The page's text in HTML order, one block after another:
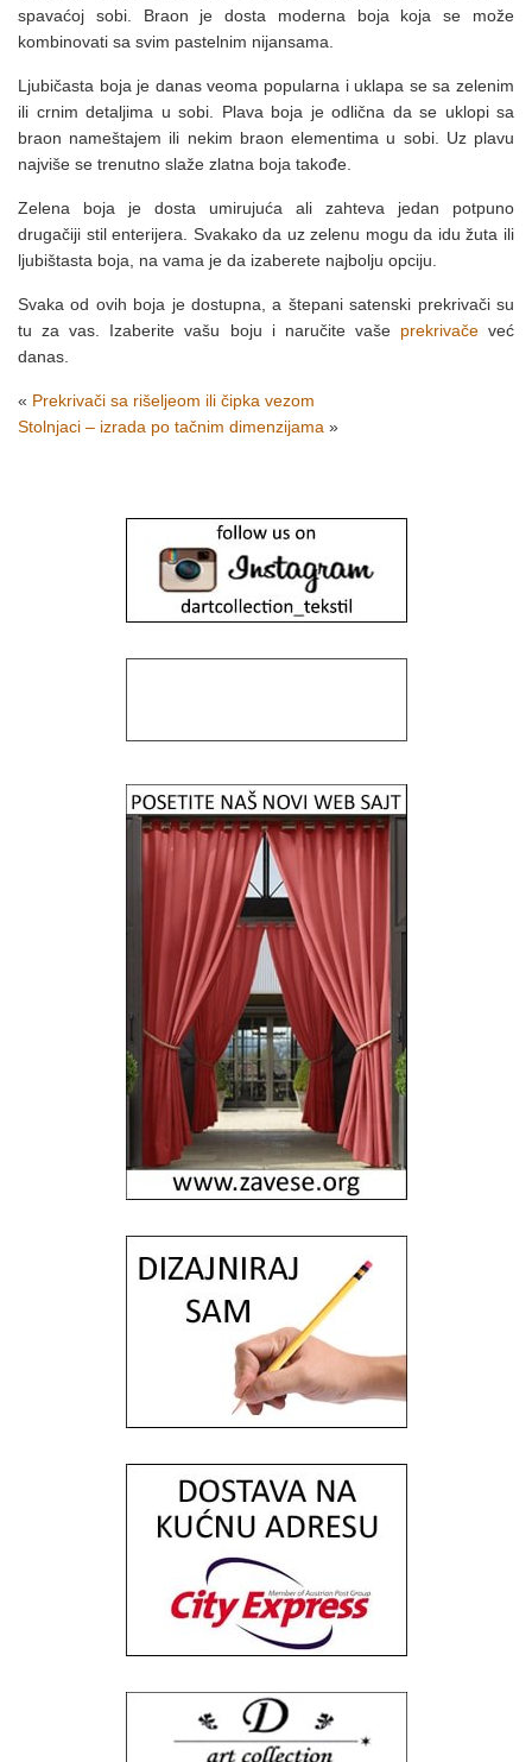
spavaćoj sobi. Braon je dosta moderna boja koja se može
kombinovati sa svim pastelnim nijansama.
Ljubičasta boja je danas veoma popularna i uklapa se sa zelenim
ili crnim detaljima u sobi. Plava boja je odlična da se uklopi sa
braon nameštajem ili nekim braon elementima u sobi. Uz plavu
najviše se trenutno slaže zlatna boja takođe.
Zelena boja je dosta umirujuća ali zahteva jedan potpuno
drugačiji stil enterijera. Svakako da uz zelenu mogu da idu žuta ili
ljubištasta boja, na vama je da izaberete najbolju opciju.
Svaka od ovih boja je dostupna, a štepani satenski prekrivači su
tu za vas. Izaberite vašu boju i naručite vaše prekrivačeveć
danas.
« Prekrivači sa rišeljeom ili čipka vezom
Stolnjaci – izrada po tačnim dimenzijama »